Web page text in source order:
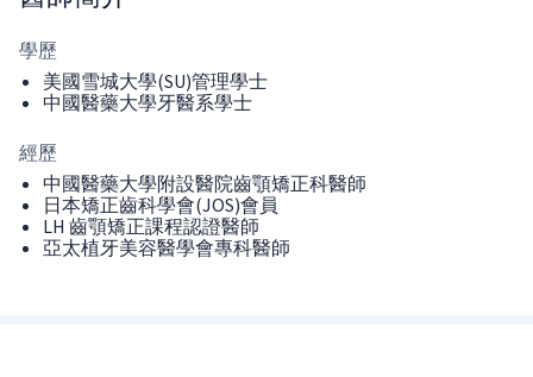
學歷
美國雪城大學(SU)管理學士
中國醫藥大學牙醫系學士
經歷
中國醫藥大學附設醫院齒顎矯正科醫師
日本矯正齒科學會(JOS)會員
LH 齒顎矯正課程認證醫師
亞太植牙美容醫學會專科醫師